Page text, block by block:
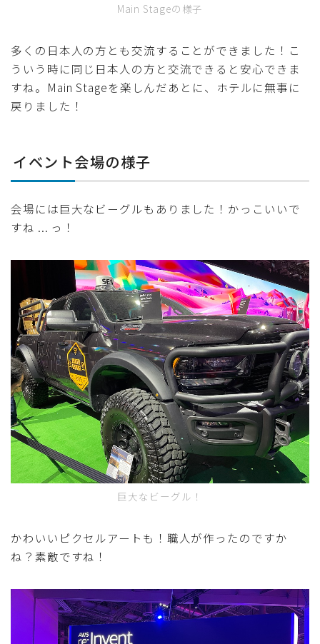
Main Stageの様子
多くの日本人の方とも交流することができました！こ
ういう時に同じ日本人の方と交流できると安心できま
すね。Main Stageを楽しんだあとに、ホテルに無事に
戻りました！
イベント会場の様子
会場には巨大なビーグルもありました！かっこいいで
すね ... っ！
巨大なビーグル！
かわいいピクセルアートも！職人が作ったのですか
ね？素敵ですね！